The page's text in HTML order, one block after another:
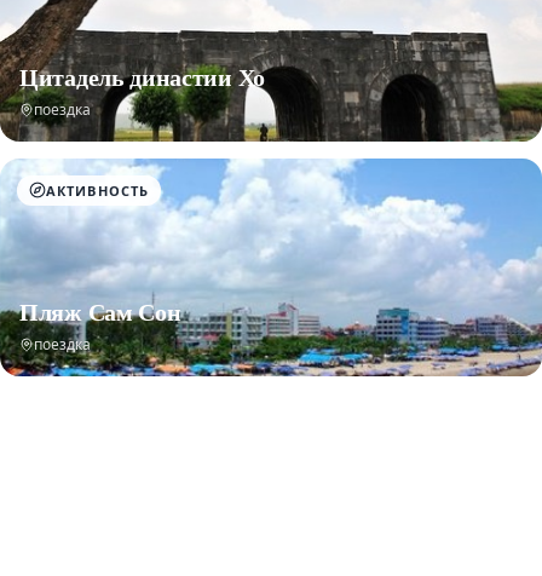
Цитадель династии Хо
поездка
АКТИВНОСТЬ
Пляж Сам Сон
поездка